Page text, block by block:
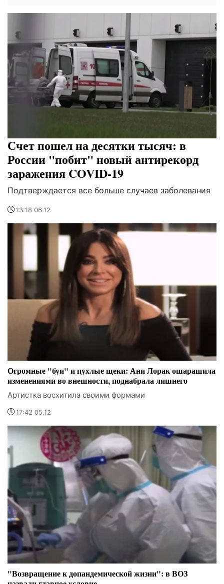
Счет пошел на десятки тысяч: в
России "побит" новый антирекорд
заражения COVID-19
Подтверждается все больше случаев заболевания
13:18 06.12
Огромные "буи" и пухлые щеки: Ани Лорак ошарашила
изменениями во внешности, поднабрала лишнего
Артистка восхитила своими формами
17:42 05.12
"Возвращение к допандемической жизни": в ВОЗ